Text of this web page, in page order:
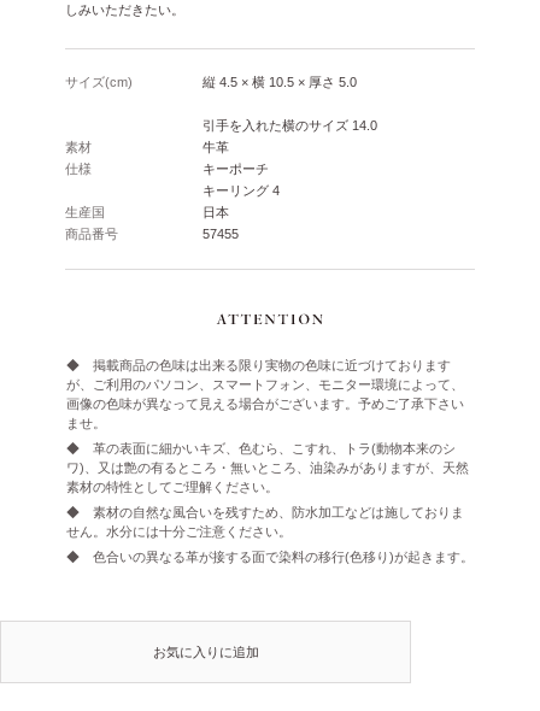
しみいただきたい。
サイズ(cm) 縦 4.5 × 横 10.5 × 厚さ 5.0
引手を入れた横のサイズ 14.0
素材
牛革
仕様
キーポーチ
キーリング 4
生産国
日本
商品番号
57455
◆ 掲載商品の色味は出来る限り実物の色味に近づけております
が、ご利用のパソコン、スマートフォン、モニター環境によって、
画像の色味が異なって見える場合がございます。予めご了承下さい
ませ。
◆ 革の表面に細かいキズ、色むら、こすれ、トラ(動物本来のシ
ワ)、又は艶の有るところ・無いところ、油染みがありますが、天然
素材の特性としてご理解ください。
◆ 素材の自然な風合いを残すため、防水加工などは施しておりま
せん。水分には十分ご注意ください。
◆ 色合いの異なる革が接する面で染料の移行(色移り)が起きます。
お気に入りに追加